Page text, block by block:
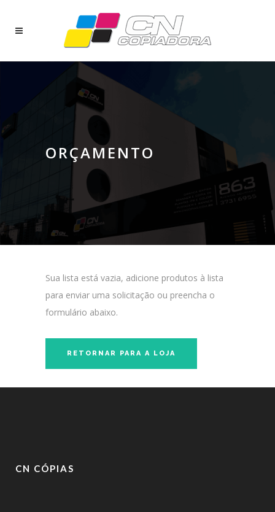
ORÇAMENTO
Sua lista está vazia, adicione produtos à lista
para enviar uma solicitação ou preencha o
formulário abaixo.
RETORNAR PARA A LOJA
CN CÓPIAS